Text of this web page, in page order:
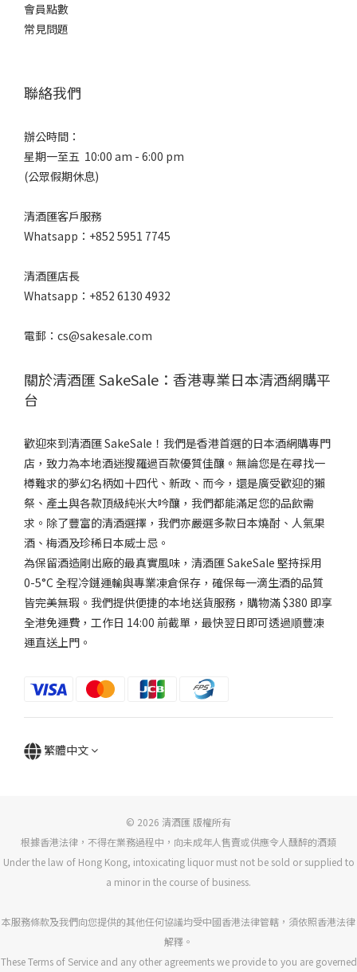
會員點數
常見問題
聯絡我們
辦公時間：
星期一至五 10:00 am - 6:00 pm
(公眾假期休息)
清酒匯客戶服務
Whatsapp：+852 5951 7745
清酒匯店長
Whatsapp：+852 6130 4932
電郵：cs@sakesale.com
關於清酒匯 SakeSale：香港專業日本清酒網購平
台
歡迎來到清酒匯 SakeSale！我們是香港首選的日本酒網購專門
店，致力為本地酒迷搜羅過百款優質佳釀。無論您是在尋找一
樽難求的夢幻名柄如十四代、新政、而今，還是廣受歡迎的獺
祭、產土與各款頂級純米大吟釀，我們都能滿足您的品飲需
求。除了豐富的清酒選擇，我們亦嚴選多款日本燒酎、人氣果
酒、梅酒及珍稀日本威士忌。
為保留酒造剛出廠的最真實風味，清酒匯 SakeSale 堅持採用
0-5°C 全程冷鏈運輸與專業凍倉保存，確保每一滴生酒的品質
皆完美無瑕。我們提供便捷的本地送貨服務，購物滿 $380 即享
全港免運費，工作日 14:00 前截單，最快翌日即可透過順豐凍
運直送上門。
繁體中文
© 2026 清酒匯 版權所有
根據香港法律，不得在業務過程中，向未成年人售賣或供應令人醺醉的酒類
Under the law of Hong Kong, intoxicating liquor must not be sold or supplied to
a minor in the course of business.
本服務條款及我們向您提供的其他任何協議均受中國香港法律管轄，須依照香港法律
解釋。
These Terms of Service and any other agreements we provide to you are governed